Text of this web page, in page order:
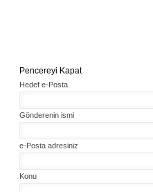
Pencereyi Kapat
Hedef e-Posta
Gönderenin ismi
e-Posta adresiniz
Konu